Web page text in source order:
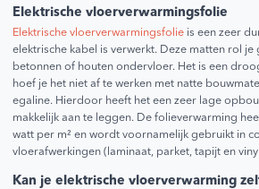
Elektrische vloerverwarmingsfolie
Elektrische vloerverwarmingsfolie is een zeer
elektrische kabel is verwerkt. Deze matten rol je
betonnen of houten ondervloer. Het is een
hoef je het niet af te werken met natte
egaline. Hierdoor heeft het een zeer lage
makkelijk aan te leggen. De folieverwarming
watt per m² en wordt voornamelijk gebruikt in
vloerafwerkingen (laminaat, parket, tapijt en
Kan je elektrische vloerverwarming